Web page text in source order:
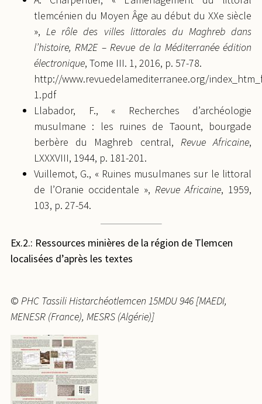
tlemcénien du Moyen Âge au début du XXe siècle
»,Le rôle des villes littorales du Maghreb dans
l’histoire, RM2E – Revue de la Méditerranée édition
électronique, Tome III. 1, 2016, p. 57-78.
http://www.revuedelamediterranee.org/
1.pdf
Llabador, F., « Recherches d’archéologie
musulmane : les ruines de Taount, bourgade
berbère du Maghreb central, Revue Africaine,
LXXXVIII, 1944, p. 181-201.
Vuillemot, G., « Ruines musulmanes sur le littoral
de l’Oranie occidentale », Revue Africaine, 1959,
103, p. 27-54.
Ex.2.: Ressources minières de la région de Tlemcen
localisées d’après les textes
© PHC Tassili Histarchéotlemcen 15MDU 946 [MAEDI,
MENESR (France), MESRS (Algérie)]